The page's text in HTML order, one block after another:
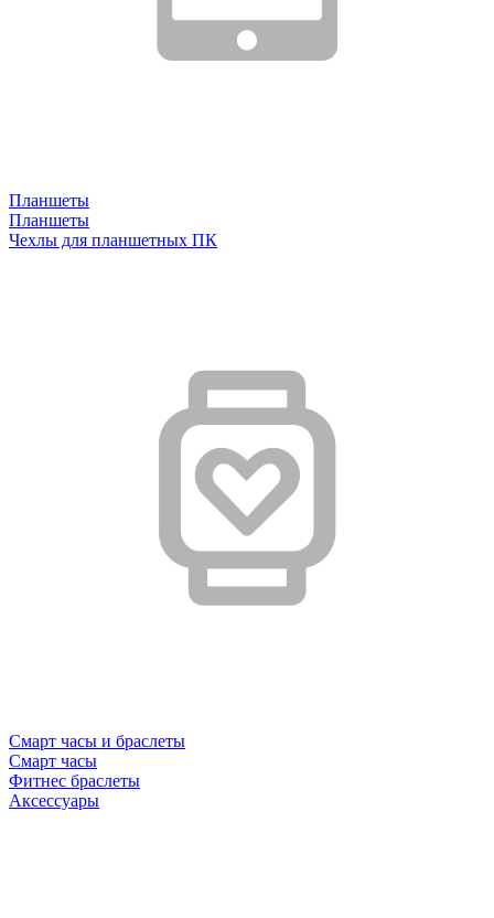
Планшеты
Планшеты
Чехлы для планшетных ПК
Смарт часы и браслеты
Смарт часы
Фитнес браслеты
Аксессуары